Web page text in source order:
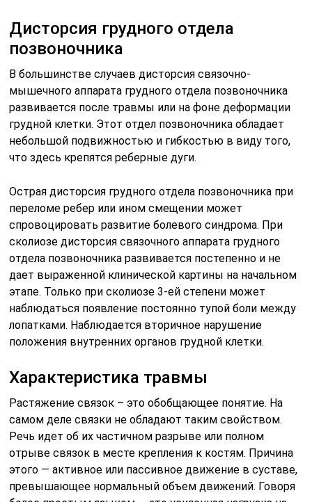
Дисторсия грудного отдела
позвоночника
В большинстве случаев дисторсия связочно-
мышечного аппарата грудного отдела позвоночника
развивается после травмы или на фоне деформации
грудной клетки. Этот отдел позвоночника обладает
небольшой подвижностью и гибкостью в виду того,
что здесь крепятся реберные дуги.
Острая дисторсия грудного отдела позвоночника при
переломе ребер или ином смещении может
спровоцировать развитие болевого синдрома. При
сколиозе дисторсия связочного аппарата грудного
отдела позвоночника развивается постепенно и не
дает выраженной клинической картины на начальном
этапе. Только при сколиозе 3-ей степени может
наблюдаться появление постоянно тупой боли между
лопатками. Наблюдается вторичное нарушение
положения внутренних органов грудной клетки.
Характеристика травмы
Растяжение связок – это обобщающее понятие. На
самом деле связки не обладают таким свойством.
Речь идет об их частичном разрыве или полном
отрыве связок в месте крепления к костям. Причина
этого — активное или пассивное движение в суставе,
превышающее нормальный объем движений. Говоря